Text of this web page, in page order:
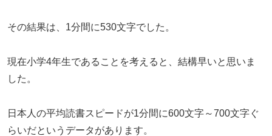
その結果は、1分間に530文字でした。
現在小学4年生であることを考えると、結構早いと思いま
した。
日本人の平均読書スピードが1分間に600文字～700文字ぐ
らいだというデータがあります。